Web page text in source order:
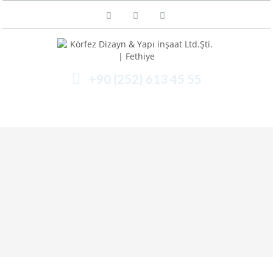
+90 (252) 613 45 55